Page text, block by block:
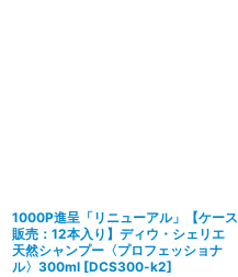
1000P進呈「リニューアル」【ケース
販売：12本入り】ディウ・シェリエ
天然シャンプー〈プロフェッショナ
ル〉300ml [DCS300-k2]